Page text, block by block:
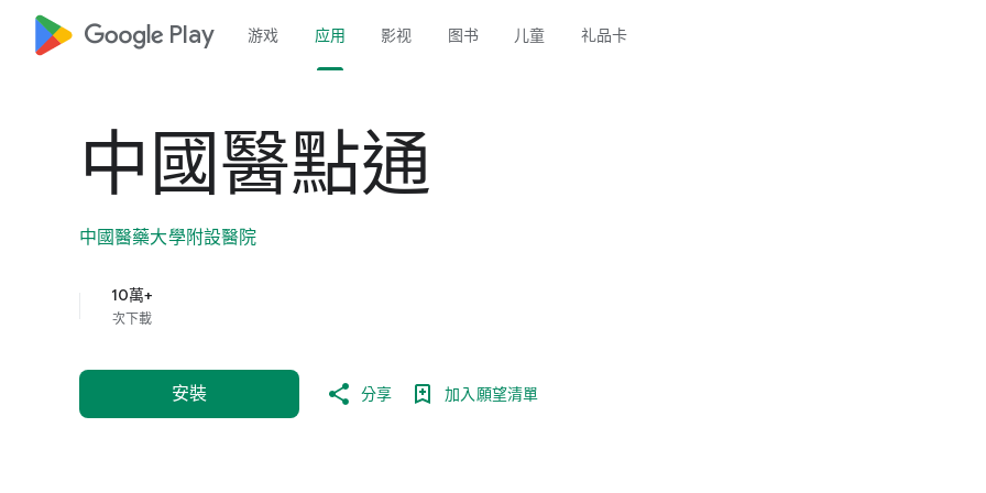
google_logo Play 游戏 应用 影视 图书 儿童 礼品卡
中國醫點通
中國醫藥大學附設醫院
10萬+
次下載
安裝 分享 加入願望清單